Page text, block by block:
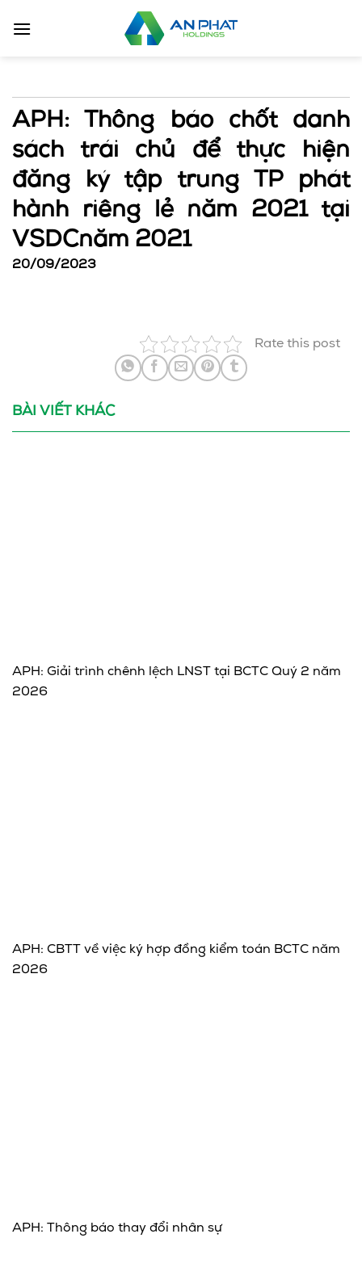
qua
APH: Thông báo chốt danh
sách trái chủ để thực hiện
đăng ký tập trung TP phát
hành riêng lẻ năm 2021 tại
VSDCnăm 2021
20/09/2023
Rate this post
BÀI VIẾT KHÁC
APH: Giải trình chênh lệch LNST tại BCTC Quý 2 năm
2026
APH: CBTT về việc ký hợp đồng kiểm toán BCTC năm
2026
APH: Thông báo thay đổi nhân sự